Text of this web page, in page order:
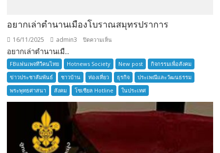
อยากเล่าตำนานเมืองโบราณสมุทรปราการ
16/11/2025 admin3 ปิดความเห็น
เล่า
ตำนาน
เมือง
โบราณ
สมุทรปราการ
อยากเล่าตำนานเมื...
FBแฟนเพจทีวีคนไทย Hotnews Society New post
กิจกรรมเพื่อสังคม
ข่าวประชาสัมพันธ์
ชาวบ้าน ท่องเที่ยว ธุรกิจ
ประเพณีและวัฒนธรรม
พระพุทธศาสนา
สังคม โซเซียล Hotline ในประเทศ